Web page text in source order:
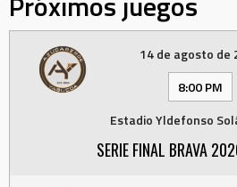
14 de agosto de
8:00 PM
Estadio Yldefonso
SERIE FINAL BRAVA